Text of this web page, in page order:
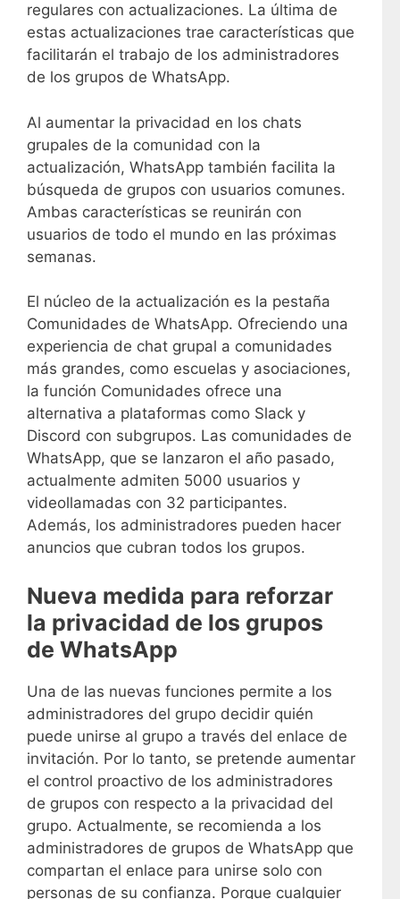
regulares con actualizaciones. La última de
estas actualizaciones trae características que
facilitarán el trabajo de los administradores
de los grupos de WhatsApp.
Al aumentar la privacidad en los chats
grupales de la comunidad con la
actualización, WhatsApp también facilita la
búsqueda de grupos con usuarios comunes.
Ambas características se reunirán con
usuarios de todo el mundo en las próximas
semanas.
El núcleo de la actualización es la pestaña
Comunidades de WhatsApp. Ofreciendo una
experiencia de chat grupal a comunidades
más grandes, como escuelas y asociaciones,
la función Comunidades ofrece una
alternativa a plataformas como Slack y
Discord con subgrupos. Las comunidades de
WhatsApp, que se lanzaron el año pasado,
actualmente admiten 5000 usuarios y
videollamadas con 32 participantes.
Además, los administradores pueden hacer
anuncios que cubran todos los grupos.
Nueva medida para reforzar
la privacidad de los grupos
de WhatsApp
Una de las nuevas funciones permite a los
administradores del grupo decidir quién
puede unirse al grupo a través del enlace de
invitación. Por lo tanto, se pretende aumentar
el control proactivo de los administradores
de grupos con respecto a la privacidad del
grupo. Actualmente, se recomienda a los
administradores de grupos de WhatsApp que
compartan el enlace para unirse solo con
personas de su confianza. Porque cualquier